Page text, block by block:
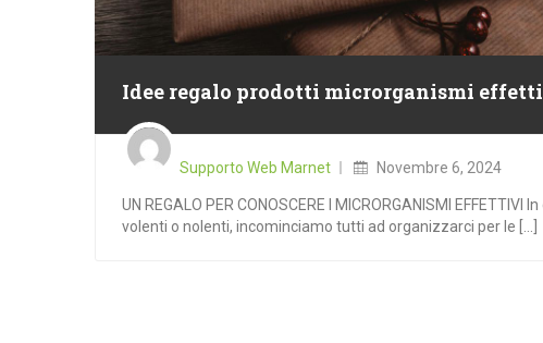
Idee regalo prodotti microrganismi
Supporto Web Marnet
Posted
on
Novembre 6, 2024
UN REGALO PER CONOSCERE I MICRORGANISMI EFFETTIVI
volenti o nolenti, incominciamo tutti ad organizzarci per le [...]